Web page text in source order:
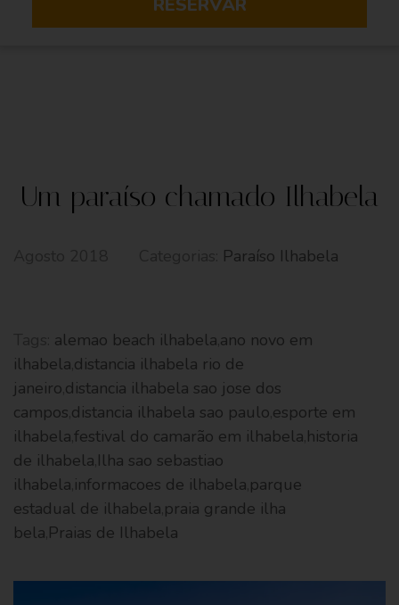
RESERVAR
Um paraíso chamado Ilhabela
Paraíso Ilhabela
alemao beach ilhabela ano novo em
ilhabela distancia ilhabela rio de
janeiro distancia ilhabela sao jose dos
campos distancia ilhabela sao paulo esporte em
ilhabelafestival do camarão em ilhabela historia
de ilhabela Ilha sao sebastiao
ilhabela informacoes de ilhabela parque
estadual de ilhabela praia grande ilha
bela Praias de Ilhabela